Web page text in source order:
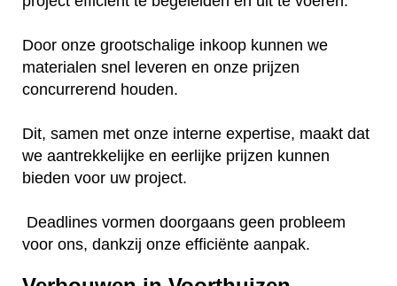
Door onze grootschalige inkoop kunnen we
materialen snel leveren en onze prijzen
concurrerend houden.
Dit, samen met onze interne expertise, maakt dat
we aantrekkelijke en eerlijke prijzen kunnen
bieden voor uw project.
Deadlines vormen doorgaans geen probleem
voor ons, dankzij onze efficiënte aanpak.